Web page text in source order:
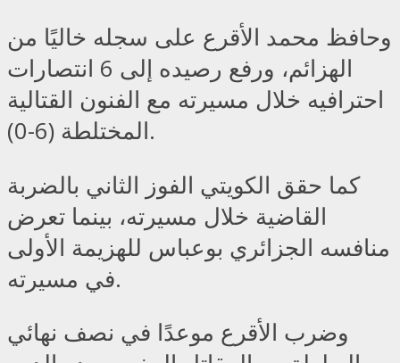
وحافظ محمد الأقرع على سجله خاليًا من
الهزائم، ورفع رصيده إلى 6 انتصارات
احترافيه خلال مسيرته مع الفنون القتالية
المختلطة (6-0).
كما حقق الكويتي الفوز الثاني بالضربة
القاضية خلال مسيرته، بينما تعرض
منافسه الجزائري بوعباس للهزيمة الأولى
في مسيرته.
وضرب الأقرع موعدًا في نصف نهائي